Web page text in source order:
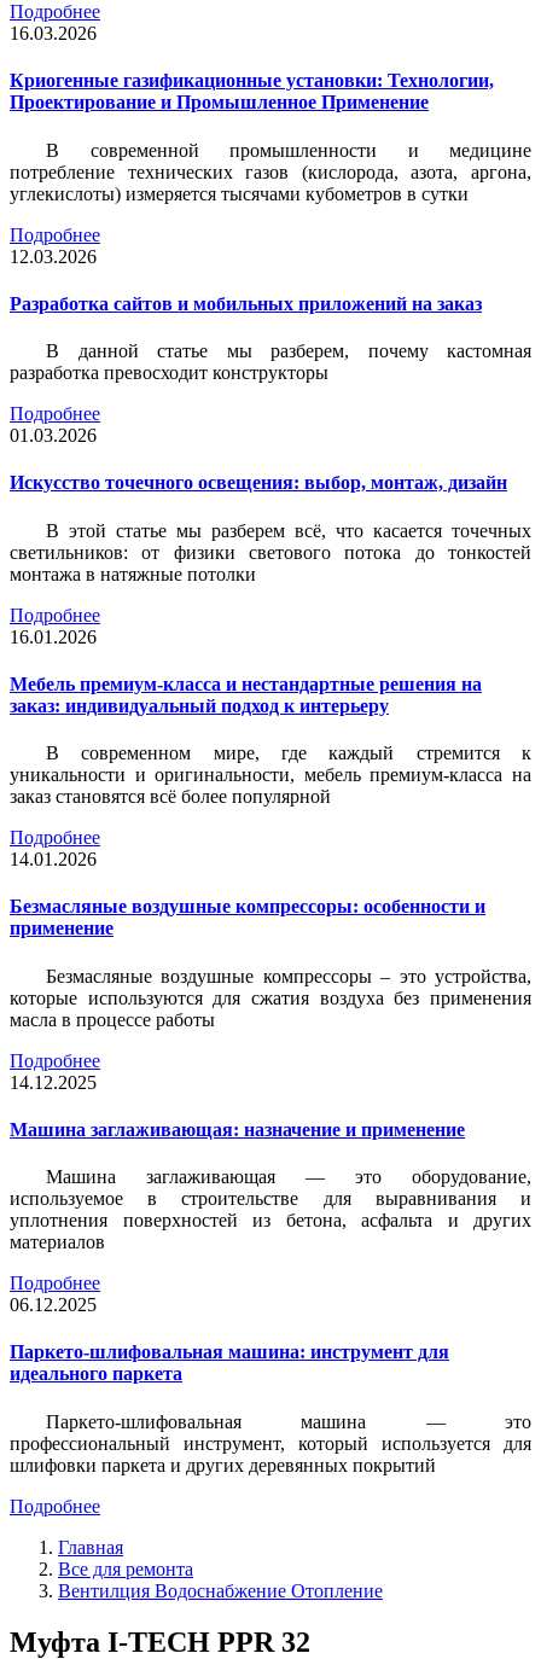
Подробнее
16.03.2026
Криогенные газификационные установки: Технологии,
Проектирование и Промышленное Применение
В современной промышленности и медицине
потребление технических газов (кислорода, азота, аргона,
углекислоты) измеряется тысячами кубометров в сутки
Подробнее
12.03.2026
Разработка сайтов и мобильных приложений на заказ
В данной статье мы разберем, почему кастомная
разработка превосходит конструкторы
Подробнее
01.03.2026
Искусство точечного освещения: выбор, монтаж, дизайн
В этой статье мы разберем всё, что касается точечных
светильников: от физики светового потока до тонкостей
монтажа в натяжные потолки
Подробнее
16.01.2026
Мебель премиум-класса и нестандартные решения на
заказ: индивидуальный подход к интерьеру
В современном мире, где каждый стремится к
уникальности и оригинальности, мебель премиум-класса на
заказ становятся всё более популярной
Подробнее
14.01.2026
Безмасляные воздушные компрессоры: особенности и
применение
Безмасляные воздушные компрессоры – это устройства,
которые используются для сжатия воздуха без применения
масла в процессе работы
Подробнее
14.12.2025
Машина заглаживающая: назначение и применение
Машина заглаживающая — это оборудование,
используемое в строительстве для выравнивания и
уплотнения поверхностей из бетона, асфальта и других
материалов
Подробнее
06.12.2025
Паркето-шлифовальная машина: инструмент для
идеального паркета
Паркето-шлифовальная машина — это
профессиональный инструмент, который используется для
шлифовки паркета и других деревянных покрытий
Подробнее
Главная
Все для ремонта
Вентилция Водоснабжение Отопление
Муфта I-TECH PPR 32